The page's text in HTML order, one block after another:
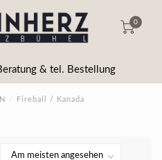
0
& tel. Bestellung
/ Fireball / Kanada